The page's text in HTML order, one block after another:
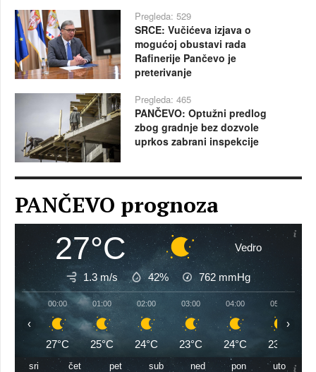
Pregleda: 529
SRCE: Vučićeva izjava o
mogućoj obustavi rada
Rafinerije Pančevo je
preterivanje
Pregleda: 465
PANČEVO: Optužni predlog
zbog gradnje bez dozvole
uprkos zabrani inspekcije
PANČEVO prognoza
27°C Vedro
1.3 m/s 42% 762 mmHg
00:00
27°C
01:00
25°C
02:00
24°C
03:00
23°C
04:00
24°C
05:00
23°C
‹ ›
sri čet pet sub ned pon uto